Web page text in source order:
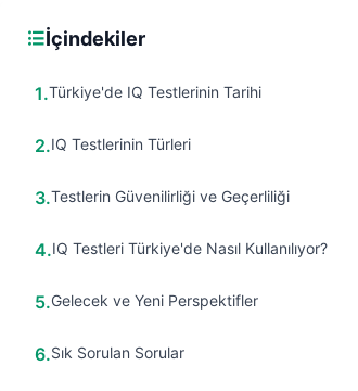
İçindekiler
1.Türkiye'de IQ Testlerinin Tarihi
2.IQ Testlerinin Türleri
3.Testlerin Güvenilirliği ve Geçerliliği
4.IQ Testleri Türkiye'de Nasıl Kullanılıyor?
5.Gelecek ve Yeni Perspektifler
6.Sık Sorulan Sorular